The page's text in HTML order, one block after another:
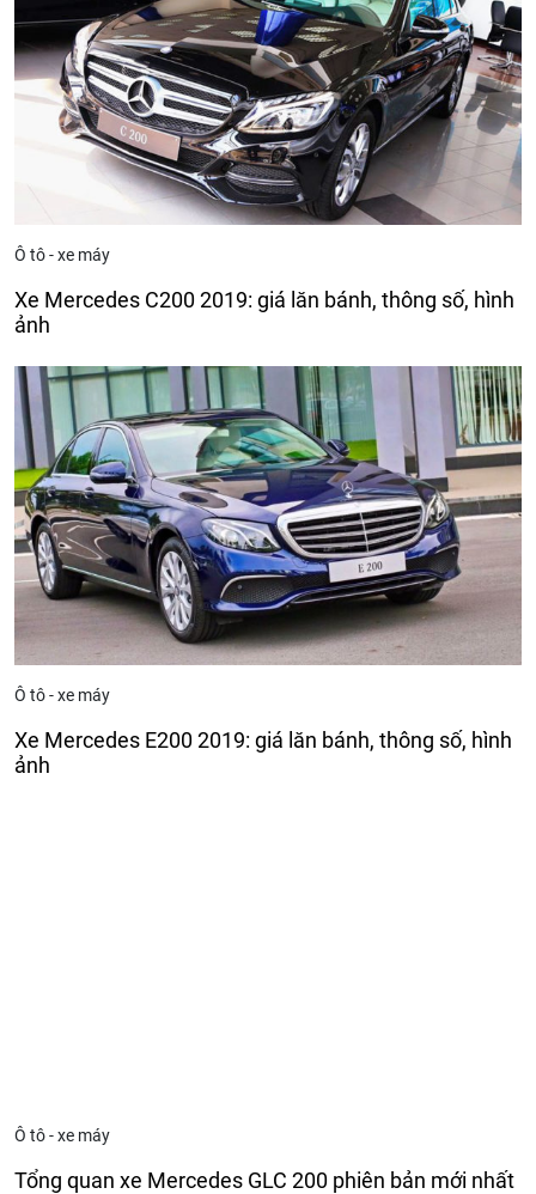
Ô tô - xe máy
Xe Mercedes C200 2019: giá lăn bánh, thông số, hình
ảnh
Ô tô - xe máy
Xe Mercedes E200 2019: giá lăn bánh, thông số, hình
ảnh
Ô tô - xe máy
Tổng quan xe Mercedes GLC 200 phiên bản mới nhất